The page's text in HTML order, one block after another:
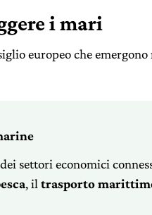
i mari
europeo che emergono
settori economici
, il trasporto